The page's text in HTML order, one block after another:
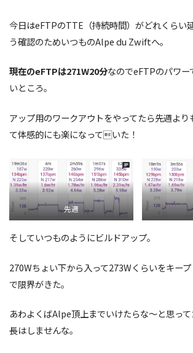
今日はeFTPのTTE（持続時間）がどれくらい
う確認のためいつものAlpe du Zwiftへ。
現在のeFTPは271W20分なのでeFTPのパワー
いところ。
アップ用のワークアウトをやってたら先週より
て体感的にも楽になっていた！
先週
そしていつものようにビルドアップ。
270Wちょい下から入って273Wくらいをキー
で限界がきた。
あわよくばAlpe頂上までいけたらな〜と思っ
長はしませんな。